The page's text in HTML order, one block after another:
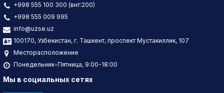
+998 555 100 300 (внт:200)
+998 555 009 995
info@uzse.uz
100170, Узбекистан, г. Ташкент, проспект Мустакиллик, 107
Месторасположение
Понедельник-Пятница, 9:00-18:00
Мы в социальных сетях